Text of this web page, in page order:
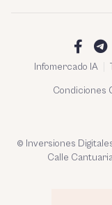
Infomercado IA
Condiciones
© Inversiones
Calle